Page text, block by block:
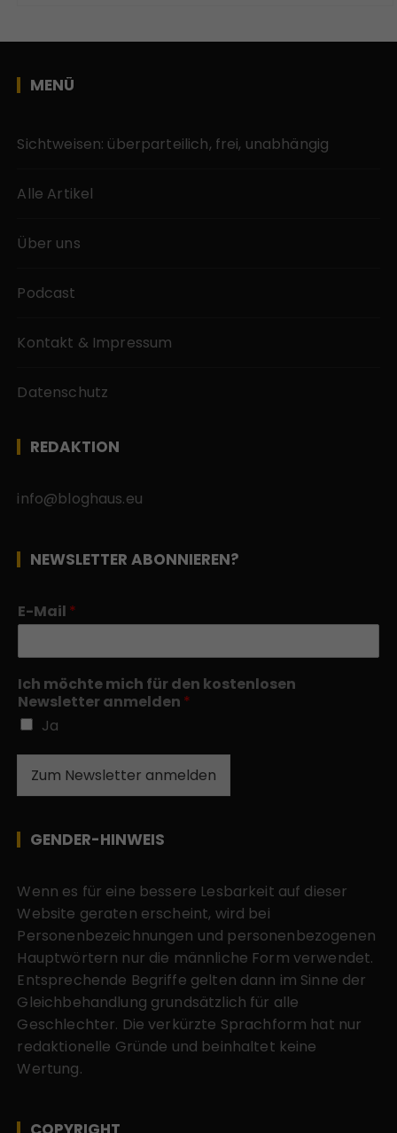
MENÜ
Sichtweisen: überparteilich, frei, unabhängig
Alle Artikel
Über uns
Podcast
Kontakt & Impressum
Datenschutz
REDAKTION
info@bloghaus.eu
NEWSLETTER ABONNIEREN?
E-Mail *
Ich möchte mich für den kostenlosen
Newsletter anmelden *
Ja
Zum Newsletter anmelden
GENDER-HINWEIS
Wenn es für eine bessere Lesbarkeit auf dieser
Website geraten erscheint, wird bei
Personenbezeichnungen und personenbezogenen
Hauptwörtern nur die männliche Form verwendet.
Entsprechende Begriffe gelten dann im Sinne der
Gleichbehandlung grundsätzlich für alle
Geschlechter. Die verkürzte Sprachform hat nur
redaktionelle Gründe und beinhaltet keine
Wertung.